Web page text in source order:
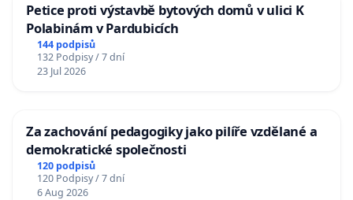
Petice proti výstavbě bytových domů v ulici K
Polabinám v Pardubicích
144 podpisů
132 Podpisy / 7 dní
23 Jul 2026
Za zachování pedagogiky jako pilíře vzdělané a
demokratické společnosti
120 podpisů
120 Podpisy / 7 dní
6 Aug 2026